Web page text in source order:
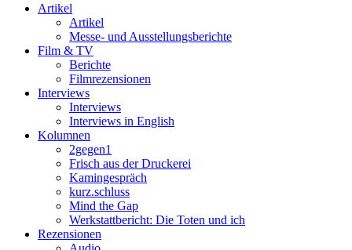
Artikel
Artikel
Messe- und Ausstellungsberichte
Film & TV
Berichte
Filmrezensionen
Interviews
Interviews
Interviews in English
Kolumnen
2gegen1
Frisch aus der Druckerei
Kamingespräch
kurz.schluss
Mind the Gap
Werkstattbericht: Die Toten und ich
Rezensionen